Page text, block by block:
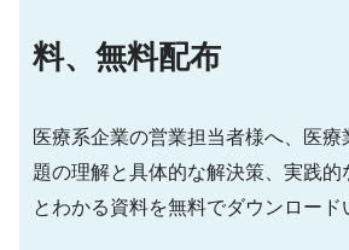
料、無料配布
医療系企業の営業担当者様へ、医療
題の理解と具体的な解決策、実践的
とわかる資料を無料でダウンロード